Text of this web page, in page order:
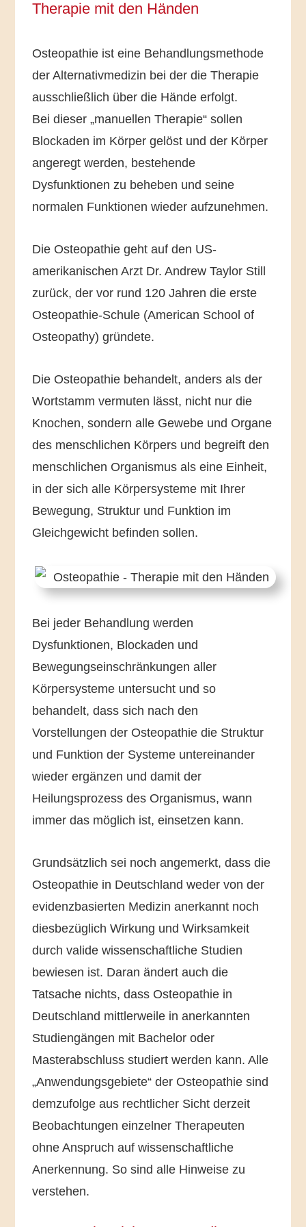
Therapie mit den Händen
Osteopathie ist eine Behandlungsmethode
der Alternativmedizin bei der die Therapie
ausschließlich über die Hände erfolgt.
Bei dieser „manuellen Therapie“ sollen
Blockaden im Körper gelöst und der Körper
angeregt werden, bestehende
Dysfunktionen zu beheben und seine
normalen Funktionen wieder aufzunehmen.
Die Osteopathie geht auf den US-
amerikanischen Arzt Dr. Andrew Taylor Still
zurück, der vor rund 120 Jahren die erste
Osteopathie-Schule (American School of
Osteopathy) gründete.
Die Osteopathie behandelt, anders als der
Wortstamm vermuten lässt, nicht nur die
Knochen, sondern alle Gewebe und Organe
des menschlichen Körpers und begreift den
menschlichen Organismus als eine Einheit,
in der sich alle Körpersysteme mit Ihrer
Bewegung, Struktur und Funktion im
Gleichgewicht befinden sollen.
Bei jeder Behandlung werden
Dysfunktionen, Blockaden und
Bewegungseinschränkungen aller
Körpersysteme untersucht und so
behandelt, dass sich nach den
Vorstellungen der Osteopathie die Struktur
und Funktion der Systeme untereinander
wieder ergänzen und damit der
Heilungsprozess des Organismus, wann
immer das möglich ist, einsetzen kann.
Grundsätzlich sei noch angemerkt, dass die
Osteopathie in Deutschland weder von der
evidenzbasierten Medizin anerkannt noch
diesbezüglich Wirkung und Wirksamkeit
durch valide wissenschaftliche Studien
bewiesen ist. Daran ändert auch die
Tatsache nichts, dass Osteopathie in
Deutschland mittlerweile in anerkannten
Studiengängen mit Bachelor oder
Masterabschluss studiert werden kann. Alle
„Anwendungsgebiete“ der Osteopathie sind
demzufolge aus rechtlicher Sicht derzeit
Beobachtungen einzelner Therapeuten
ohne Anspruch auf wissenschaftliche
Anerkennung. So sind alle Hinweise zu
verstehen.